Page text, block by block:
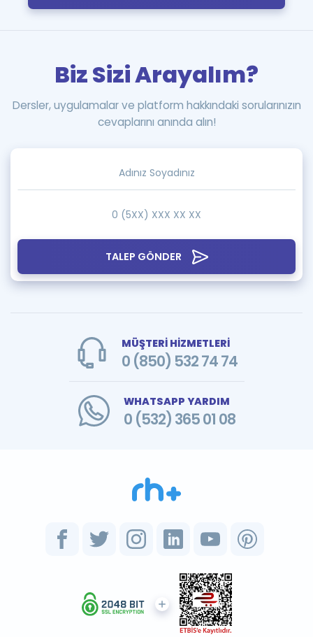
TALEP GÖNDER
Biz Sizi Arayalım?
Dersler, uygulamalar ve platform hakkındaki sorularınızın
cevaplarını anında alın!
MÜŞTERİ HİZMETLERİ
0 (850) 532 74 74
WHATSAPP YARDIM
0 (532) 365 01 08